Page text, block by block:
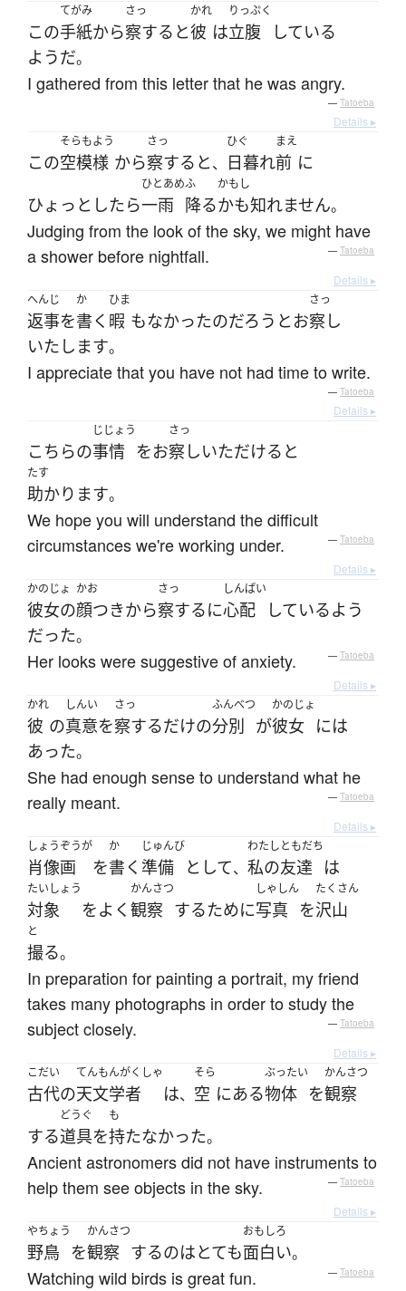
この
てがみ
手紙から
さっ
察する と
かれ
彼 は
りっぷく
立腹
している
ようだ。
I gathered from this letter that he was angry.
— Tatoeba
Details ▸
この
そらもよう
空模様 から
さっ
察する と、
ひぐ
日暮れ
まえ
前 に
ひょっとしたら
ひとあめ
一雨
ふ
降る
かもし
かも知れません。
Judging from the look of the sky, we might have
a shower before nightfall.
— Tatoeba
Details ▸
へんじ
返事を
か
書く
ひま
暇 もなかったのだろう とお
さっ
察し
いたします。
I appreciate that you have not had time to write.
— Tatoeba
Details ▸
こちらの
じじょう
事情 をお
さっ
察しいただける と
たす
助かります。
We hope you will understand the difficult
circumstances we're working under.
— Tatoeba
Details ▸
かのじょ
彼女の
かお
顔つきから
さっ
察するに
しんぱい
心配 しているよう
だった。
Her looks were suggestive of anxiety. — Tatoeba
Details ▸
かれ
彼 の
しんい
真意を
さっ
察するだけの
ふんべつ
分別 が
かのじょ
彼女 には
あった。
She had enough sense to understand what he
really meant.
— Tatoeba
Details ▸
しょうぞうが
肖像画 を
か
書く
じゅんび
準備 として、
わたし
私の
ともだち
友達 は
たいしょう
対象 をよく
かんさつ
観察 するために
しゃしん
写真 を
たくさん
沢山
と
撮る。
In preparation for painting a portrait, my friend
takes many photographs in order to study the
subject closely.
— Tatoeba
Details ▸
こだい
古代の
てんもんがくしゃ
天文学者 は、
そら
空 にある
ぶったい
物体 を
かんさつ
観察
する
どうぐ
道具を
も
持たなかった。
Ancient astronomers did not have instruments to
help them see objects in the sky.
— Tatoeba
Details ▸
やちょう
野鳥 を
かんさつ
観察 するのはとても
おもしろ
面白い。
Watching wild birds is great fun. — Tatoeba